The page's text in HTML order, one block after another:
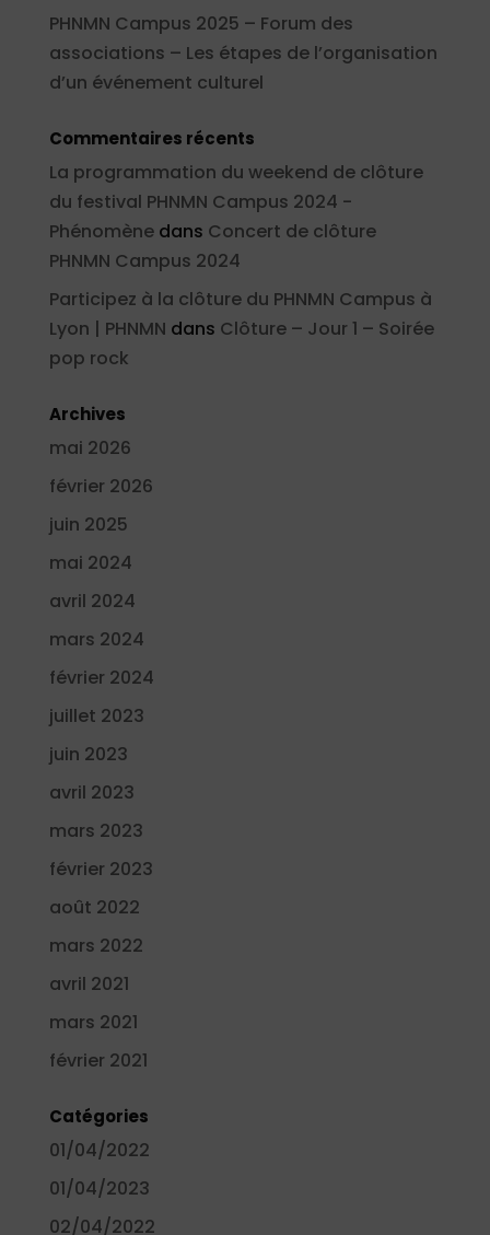
PHNMN Campus 2025 – Forum des
associations – Les étapes de l’organisation
d’un événement culturel
Commentaires récents
La programmation du weekend de clôture
du festival PHNMN Campus 2024 -
Phénomènedans Concert de clôture
PHNMN Campus 2024
Participez à la clôture du PHNMN Campus à
Lyon | PHNMN dans Clôture – Jour 1 – Soirée
pop rock
Archives
mai 2026
février 2026
juin 2025
mai 2024
avril 2024
mars 2024
février 2024
juillet 2023
juin 2023
avril 2023
mars 2023
février 2023
août 2022
mars 2022
avril 2021
mars 2021
février 2021
Catégories
01/04/2022
01/04/2023
02/04/2022